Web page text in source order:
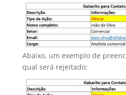
Abaixo, um exemplo de
qual será rejeitado: